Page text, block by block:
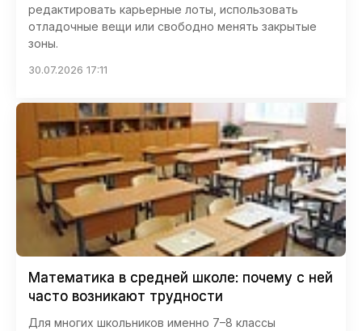
редактировать карьерные лоты, использовать
отладочные вещи или свободно менять закрытые
зоны.
30.07.2026 17:11
Математика в средней школе: почему с ней
часто возникают трудности
Для многих школьников именно 7–8 классы